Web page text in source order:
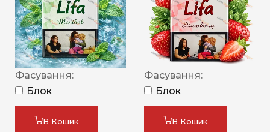
Фасування:
Блок
В Кошик
Фасування:
Блок
В Кошик